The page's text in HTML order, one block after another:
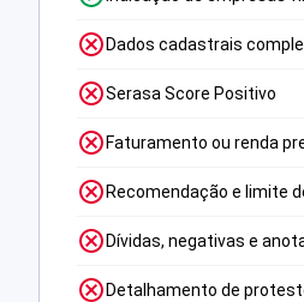
Dados cadastrais
Serasa Score Positivo
Faturamento ou renda
Recomendação e limite
Dívidas, negativas e
Detalhamento de